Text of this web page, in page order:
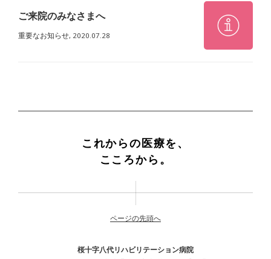
ご来院のみなさまへ
重要なお知らせ, 2020.07.28
これからの医療を、
こころから。
ページの先頭へ
桜十字八代リハビリテーション病院